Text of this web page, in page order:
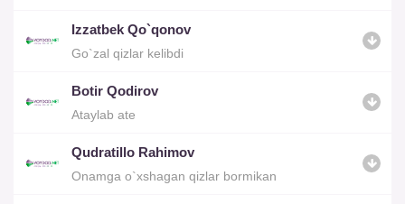
Izzatbek Qo`qonov
Go`zal qizlar kelibdi
Botir Qodirov
Ataylab ate
Qudratillo Rahimov
Onamga o`xshagan qizlar bormikan